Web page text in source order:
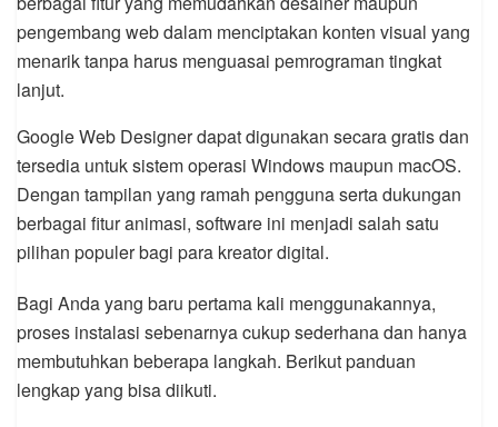
pengembang web dalam menciptakan konten visual yang
menarik tanpa harus menguasai pemrograman tingkat
lanjut.
Google Web Designer dapat digunakan secara gratis dan
tersedia untuk sistem operasi Windows maupun macOS.
Dengan tampilan yang ramah pengguna serta dukungan
berbagai fitur animasi, software ini menjadi salah satu
pilihan populer bagi para kreator digital.
Bagi Anda yang baru pertama kali menggunakannya,
proses instalasi sebenarnya cukup sederhana dan hanya
membutuhkan beberapa langkah. Berikut panduan
lengkap yang bisa diikuti.